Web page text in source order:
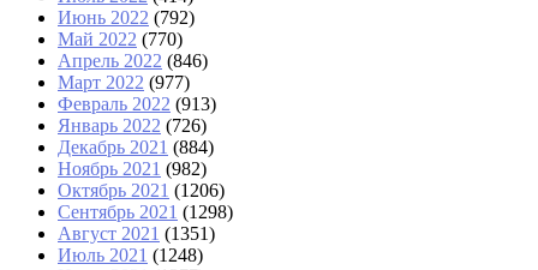
Июнь 2022 (792)
Май 2022 (770)
Апрель 2022 (846)
Март 2022 (977)
Февраль 2022 (913)
Январь 2022 (726)
Декабрь 2021 (884)
Ноябрь 2021 (982)
Октябрь 2021 (1206)
Сентябрь 2021 (1298)
Август 2021 (1351)
Июль 2021 (1248)